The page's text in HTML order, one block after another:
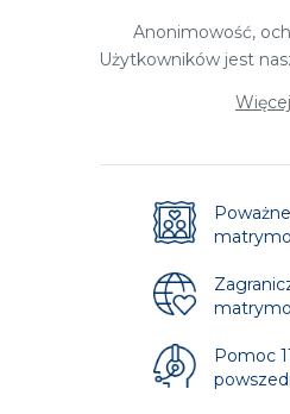
Anonimowość,
Użytkowników jest
Więcej
Pomoc